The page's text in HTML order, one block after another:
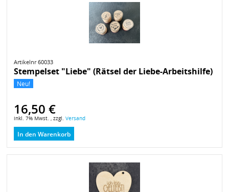
Artikelnr 60033
Stempelset "Liebe" (Rätsel der Liebe-Arbeitshilfe)
Neu!
16,50 €
inkl. 7% Mwst. , zzgl. Versand
In den Warenkorb